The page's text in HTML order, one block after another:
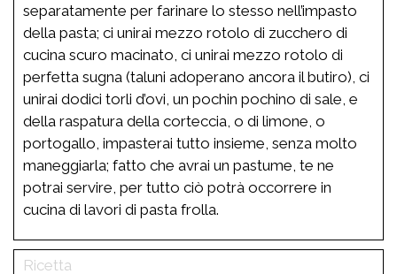
separatamente per farinare lo stesso nell’impasto
della pasta; ci unirai mezzo rotolo di zucchero di
cucina scuro macinato, ci unirai mezzo rotolo di
perfetta sugna (taluni adoperano ancora il butiro), ci
unirai dodici torli d’ovi, un pochin pochino di sale, e
della raspatura della corteccia, o di limone, o
portogallo, impasterai tutto insieme, senza molto
maneggiarla; fatto che avrai un pastume, te ne
potrai servire, per tutto ciò potrà occorrere in
cucina di lavori di pasta frolla.